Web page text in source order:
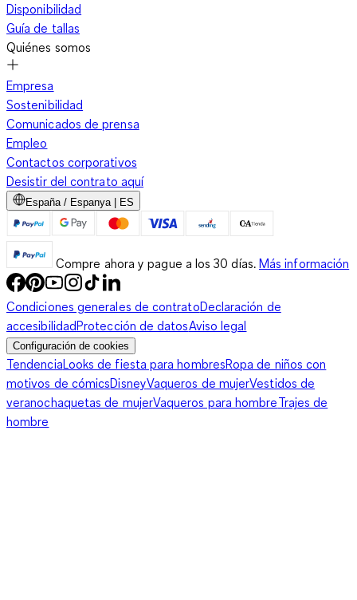
Disponibilidad
Guía de tallas
Quiénes somos
Empresa
Sostenibilidad
Comunicados de prensa
Empleo
Contactos corporativos
Desistir del contrato aquí
España / Espanya | ES
Compre ahora y pague a los 30 días. Más información
Condiciones generales de contratoDeclaración de
accesibilidadProtección de datosAviso legal
Configuración de cookies
TendenciaLooks de fiesta para hombresRopa de niños con
motivos de cómicsDisneyVaqueros de mujerVestidos de
veranochaquetas de mujerVaqueros para hombreTrajes de
hombre